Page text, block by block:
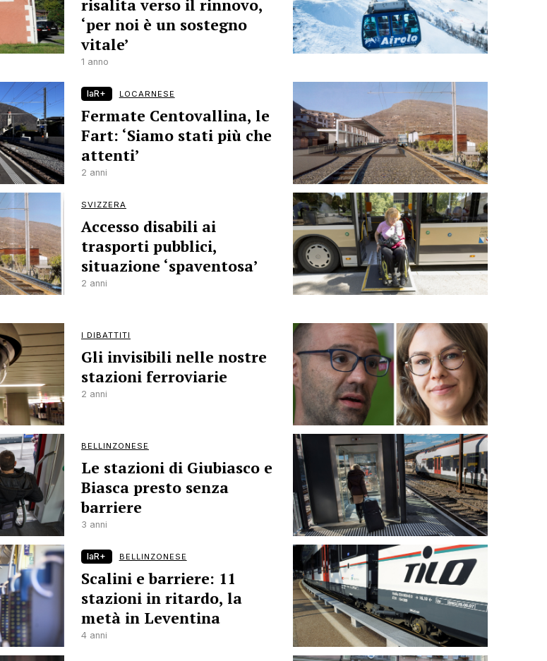
risalita verso il rinnovo,
‘per noi è un sostegno
vitale’
1 anno
laR+ LOCARNESE
Fermate Centovallina, le
Fart: ‘Siamo stati più che
attenti’
2 anni
SVIZZERA
Accesso disabili ai
trasporti pubblici,
situazione ‘spaventosa’
2 anni
I DIBATTITI
Gli invisibili nelle nostre
stazioni ferroviarie
2 anni
BELLINZONESE
Le stazioni di Giubiasco e
Biasca presto senza
barriere
3 anni
laR+ BELLINZONESE
Scalini e barriere: 11
stazioni in ritardo, la
metà in Leventina
4 anni